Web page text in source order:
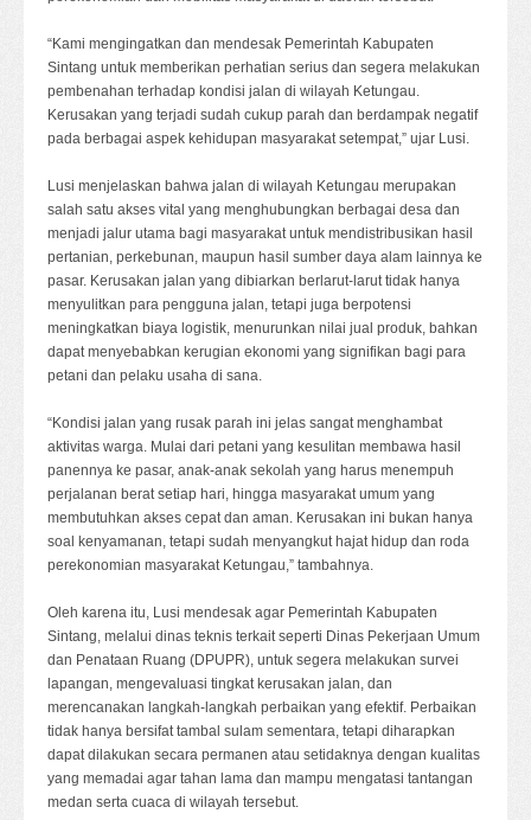
“Kami mengingatkan dan mendesak Pemerintah Kabupaten
Sintang untuk memberikan perhatian serius dan segera melakukan
pembenahan terhadap kondisi jalan di wilayah Ketungau.
Kerusakan yang terjadi sudah cukup parah dan berdampak negatif
pada berbagai aspek kehidupan masyarakat setempat,” ujar Lusi.
Lusi menjelaskan bahwa jalan di wilayah Ketungau merupakan
salah satu akses vital yang menghubungkan berbagai desa dan
menjadi jalur utama bagi masyarakat untuk mendistribusikan hasil
pertanian, perkebunan, maupun hasil sumber daya alam lainnya ke
pasar. Kerusakan jalan yang dibiarkan berlarut-larut tidak hanya
menyulitkan para pengguna jalan, tetapi juga berpotensi
meningkatkan biaya logistik, menurunkan nilai jual produk, bahkan
dapat menyebabkan kerugian ekonomi yang signifikan bagi para
petani dan pelaku usaha di sana.
“Kondisi jalan yang rusak parah ini jelas sangat menghambat
aktivitas warga. Mulai dari petani yang kesulitan membawa hasil
panennya ke pasar, anak-anak sekolah yang harus menempuh
perjalanan berat setiap hari, hingga masyarakat umum yang
membutuhkan akses cepat dan aman. Kerusakan ini bukan hanya
soal kenyamanan, tetapi sudah menyangkut hajat hidup dan roda
perekonomian masyarakat Ketungau,” tambahnya.
Oleh karena itu, Lusi mendesak agar Pemerintah Kabupaten
Sintang, melalui dinas teknis terkait seperti Dinas Pekerjaan Umum
dan Penataan Ruang (DPUPR), untuk segera melakukan survei
lapangan, mengevaluasi tingkat kerusakan jalan, dan
merencanakan langkah-langkah perbaikan yang efektif. Perbaikan
tidak hanya bersifat tambal sulam sementara, tetapi diharapkan
dapat dilakukan secara permanen atau setidaknya dengan kualitas
yang memadai agar tahan lama dan mampu mengatasi tantangan
medan serta cuaca di wilayah tersebut.